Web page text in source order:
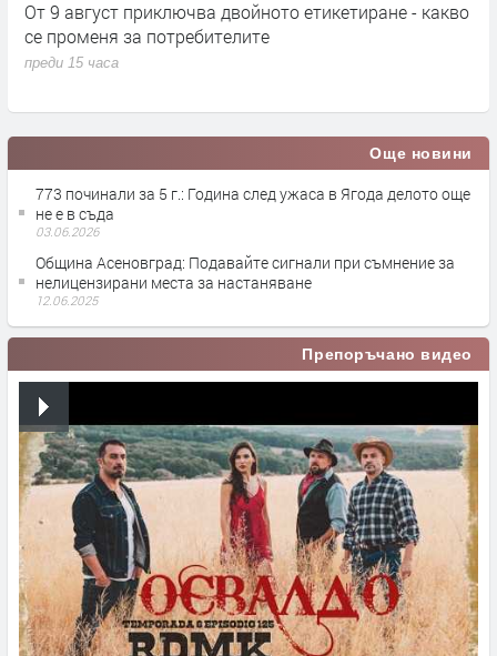
От 9 август приключва двойното етикетиране - какво
се променя за потребителите
преди 15 часа
Още новини
773 починали за 5 г.: Година след ужаса в Ягода делото още
не е в съда
03.06.2026
Община Асеновград: Подавайте сигнали при съмнение за
нелицензирани места за настаняване
12.06.2025
Препоръчано видео